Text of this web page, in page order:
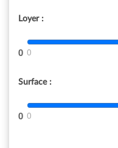
Loyer :
0
Surface :
0